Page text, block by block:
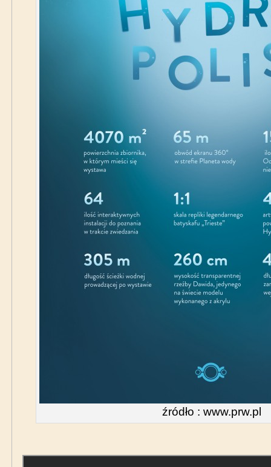
źródło : www.prw.pl